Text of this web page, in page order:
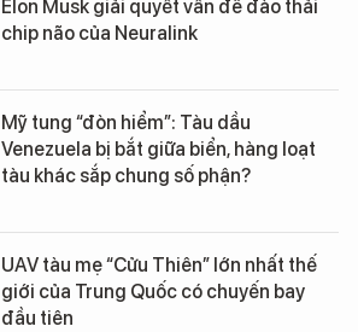
Elon Musk giải quyết vấn đề đào thải
chip não của Neuralink
Mỹ tung “đòn hiểm”: Tàu dầu
Venezuela bị bắt giữa biển, hàng loạt
tàu khác sắp chung số phận?
UAV tàu mẹ “Cửu Thiên” lớn nhất thế
giới của Trung Quốc có chuyến bay
đầu tiên